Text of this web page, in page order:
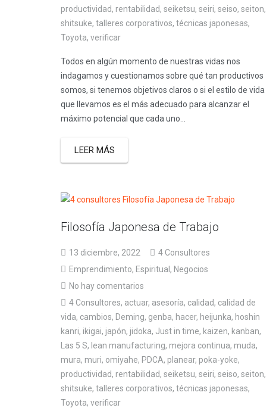
productividad, rentabilidad, seiketsu, seiri, seiso, seiton,
shitsuke, talleres corporativos, técnicas japonesas,
Toyota, verificar
Todos en algún momento de nuestras vidas nos
indagamos y cuestionamos sobre qué tan productivos
somos, si tenemos objetivos claros o si el estilo de vida
que llevamos es el más adecuado para alcanzar el
máximo potencial que cada uno...
LEER MÁS
Filosofía Japonesa de Trabajo
13 diciembre, 2022
4 Consultores
Emprendimiento, Espiritual, Negocios
No hay comentarios
4 Consultores, actuar, asesoría, calidad, calidad de
vida, cambios, Deming, genba, hacer, heijunka, hoshin
kanri, ikigai, japón, jidoka, Just in time, kaizen, kanban,
Las 5 S, lean manufacturing, mejora continua, muda,
mura, muri, omiyahe, PDCA, planear, poka-yoke,
productividad, rentabilidad, seiketsu, seiri, seiso, seiton,
shitsuke, talleres corporativos, técnicas japonesas,
Toyota, verificar